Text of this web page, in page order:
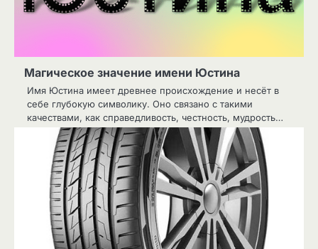
Магическое значение имени Юстина
Имя Юстина имеет древнее происхождение и несёт в
себе глубокую символику. Оно связано с такими
качествами, как справедливость, честность, мудрость…